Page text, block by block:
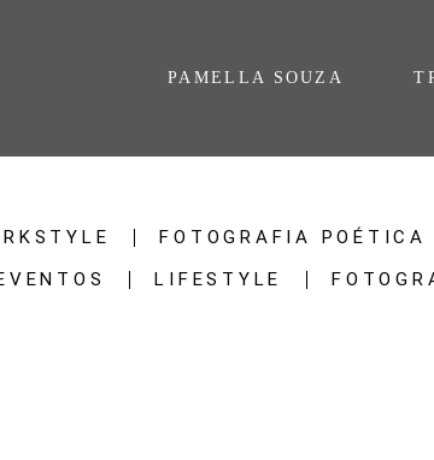
PAMELLA SOUZA
FOTOGRAFIA POÉTICA
LIFESTYLE